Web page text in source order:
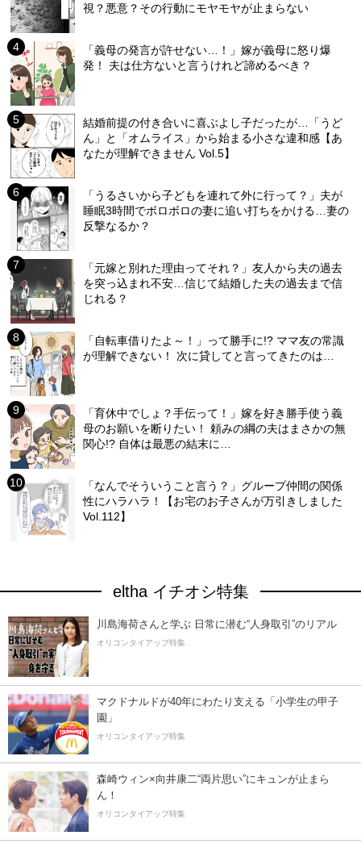
視？悪意？その行動にモヤモヤが止まらない
「義母の発言が許せない…！」嫁が義母に怒り爆
発！ 夫は仕方ないと言うけれど諦めるべき？
結婚前提の付き合いに喜ぶよし子だったが…「うど
ん」と「オムライス」から始まる小さな違和感【あ
なたが理解できません Vol.5】
「うるさいから子どもを連れて外に行って？」夫が
睡眠3時間でボロボロの妻に追い打ちをかける…妻の
反撃なるか？
「元嫁と別れた理由ってそれ？」友人から夫の過去
を突っ込まれ不安…信じて結婚した夫の過去まで信
じれる？
「自転車借りたよ～！」って勝手に!? ママ友の常識
が理解できない！ 次に貸してと言ってきたのは…
「育休中でしょ？手伝って！」嫁を好き勝手使う義
母のお願いを断りたい！ 頼みの綱の夫はまさかの無
関心!? 自体は最悪の結末に…
「なんでそういうこと言う？」グループ仲間の関係
性にハラハラ！【お宅のお子さんが万引きしました
Vol.112】
eltha イチオシ特集
川島海荷さんと学ぶ 日常に潜む“人身取引”のリアル
オリコンタイアップ特集
マクドナルドが40年にわたり支える「小学生の甲子
園」
オリコンタイアップ特集
森崎ウィン×向井康二“両片思い”にキュンが止まら
ん！
オリコンタイアップ特集